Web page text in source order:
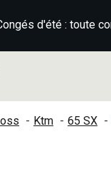
d'été : toute
Ktm 65 SX